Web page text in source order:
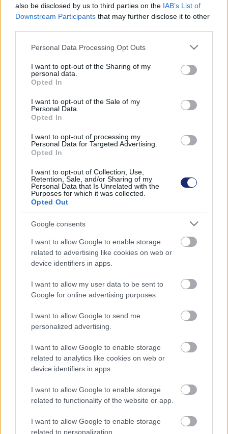
also be disclosed by us to third parties on the IAB’s List of
Downstream Participants that may further disclose it to other
Please note that this website/app uses one or more Google
not limited to your visit or usage behaviour. You may click to
grant or deny consent to Google and its third-party tags to
use your data for below specified purposes in below Google
consent section.
Personal Data Processing Opt Outs
I want to opt-out of the Sharing of my
personal data.
Opted In
I want to opt-out of the Sale of my
Personal Data.
Opted In
I want to opt-out of processing my
Personal Data for Targeted Advertising.
Opted In
I want to opt-out of Collection, Use,
Retention, Sale, and/or Sharing of my
Personal Data that Is Unrelated with the
Purposes for which it was collected.
Opted Out
Google consents
I want to allow Google to enable storage
related to advertising like cookies on web or
device identifiers in apps.
I want to allow my user data to be sent to
Google for online advertising purposes.
I want to allow Google to send me
personalized advertising.
I want to allow Google to enable storage
related to analytics like cookies on web or
device identifiers in apps.
I want to allow Google to enable storage
related to functionality of the website or app.
I want to allow Google to enable storage
related to personalization.
A héten online konzultációt indított a kormány a
zöldenergia témakörében
| 2024.03.16 15:34
Kikérdezik a véleményünket akkumulátorgyárakról és a
Rekordot döntenek az ország napenergia kapacitásai
Összességében több, mint háromszor annyit termelnek az
ipari és háztartási erőművek, mint Paks.